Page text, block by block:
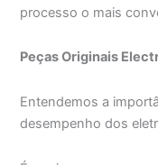
processo o mais
Peças Originais
Entendemos a
desempenho dos